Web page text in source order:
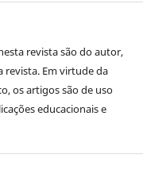
revista são do autor,
revista. Em virtude da
os artigos são de uso
educacionais e